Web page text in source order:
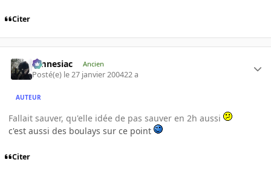
Citer
Amnesiac Ancien
Posté(e) le 27 janvier 200422 a
AUTEUR
Fallait sauver, qu'elle idée de pas sauver en 2h aussi
c'est aussi des boulays sur ce point
Citer